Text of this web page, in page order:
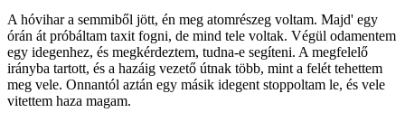
A hóvihar a semmiből jött, én meg atomrészeg voltam. Majd' egy
órán át próbáltam taxit fogni, de mind tele voltak. Végül odamentem
egy idegenhez, és megkérdeztem, tudna-e segíteni. A megfelelő
irányba tartott, és a hazáig vezető útnak több, mint a felét tehettem
meg vele. Onnantól aztán egy másik idegent stoppoltam le, és vele
vitettem haza magam.